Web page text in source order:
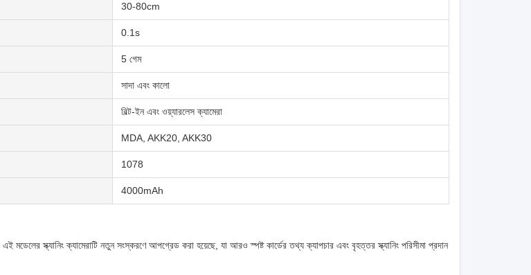
30-80cm
0.1s
5 গেম
সাদা এবং কালো
বিল্ট-ইন এবং ওয়্যারলেস ক্যামেরা
MDA, AKK20, AKK30
1078
4000mAh
এই মডেলের স্ক্যানিং ক্যামেরাটি নতুন সংস্করণে আপগ্রেড করা হয়েছে, যা আরও স্পষ্ট কার্ডের তথ্য ক্যাপচার এবং বৃহত্তর স্ক্যানিং পরিসীমা প্রদান